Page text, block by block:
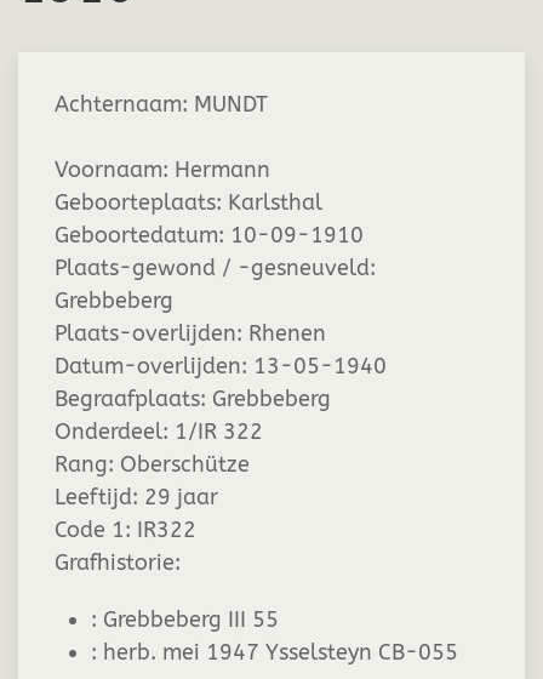
Achternaam: MUNDT
Voornaam: Hermann
Geboorteplaats: Karlsthal
Geboortedatum: 10-09-1910
Plaats-gewond / -gesneuveld:
Grebbeberg
Plaats-overlijden: Rhenen
Datum-overlijden: 13-05-1940
Begraafplaats: Grebbeberg
Onderdeel: 1/IR 322
Rang: Oberschütze
Leeftijd: 29 jaar
Code 1: IR322
Grafhistorie:
: Grebbeberg III 55
: herb. mei 1947 Ysselsteyn CB-055